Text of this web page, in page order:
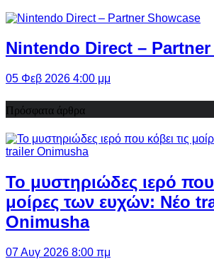
Nintendo Direct –
05 Φεβ 2026 4:00 μμ
Πρόσφατα άρθρα
Το μυστηριώδες ιερό που
μοίρες των ευχών: Νέο
Onimusha
07 Αυγ 2026 8:00 πμ